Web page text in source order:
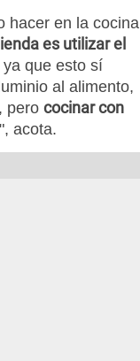
hacer en la cocina
es utilizar el
ya que esto sí
al alimento,
pero cocinar con
", acota.